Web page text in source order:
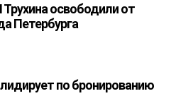
освободили от
Петербурга
по бронированию